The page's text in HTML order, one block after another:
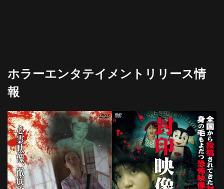
ホラーエンタテイメントリリース情
報